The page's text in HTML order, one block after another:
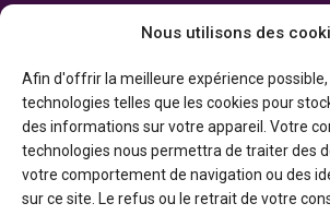
Nous utilisons des
Afin d'offrir la meilleure expérience
technologies telles que les cookies pour
des informations sur votre appareil. Votre
technologies nous permettra de traiter des
votre comportement de navigation ou des
sur ce site. Le refus ou le retrait de votre
ENGLISH
Cette ressource est réalisée grâce au soutien
l’Ontario et du gouvernement duCanada par
Patrimoine canadien